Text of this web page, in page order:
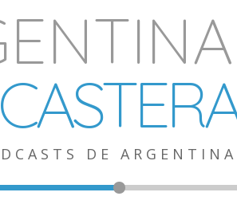
DE ARGENTINA